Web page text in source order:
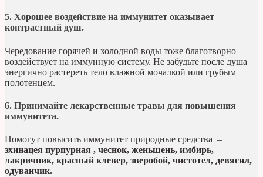
5. Хорошее воздействие на иммунитет оказывает
контрастный душ.
Чередование горячей и холодной воды тоже благотворно
воздействует на иммунную систему. Не забудьте после душа
энергично растереть тело влажной мочалкой или грубым
полотенцем.
6. Принимайте лекарственные травы для повышения
иммунитета.
Помогут повысить иммунитет природные средства –
эхинацея пурпурная , чеснок, женьшень, имбирь,
лакричник, красный клевер, зверобой, чистотел, девясил,
одуванчик.